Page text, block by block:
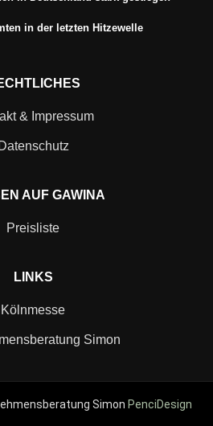
in der letzten Hitzewelle
& Impressum
Datenschutz
AUF GAWINA
Preisliste
LINKS
Kölnmesse
Simon
Simon PenciDesign